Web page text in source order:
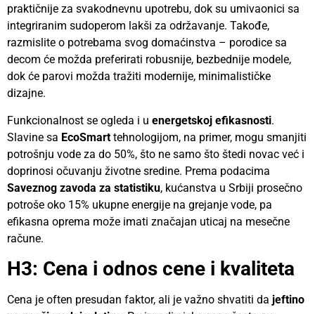
praktičnije za svakodnevnu upotrebu, dok su umivaonici sa
integriranim sudoperom lakši za održavanje. Takođe,
razmislite o potrebama svog domaćinstva – porodice sa
decom će možda preferirati robusnije, bezbednije modele,
dok će parovi možda tražiti modernije, minimalističke
dizajne.
Funkcionalnost se ogleda i u energetskoj efikasnosti.
Slavine sa EcoSmart tehnologijom, na primer, mogu smanjiti
potrošnju vode za do 50%, što ne samo što štedi novac već i
doprinosi očuvanju životne sredine. Prema podacima
Saveznog zavoda za statistiku, kućanstva u Srbiji prosečno
potroše oko 15% ukupne energije na grejanje vode, pa
efikasna oprema može imati značajan uticaj na mesečne
račune.
H3: Cena i odnos cene i kvaliteta
Cena je often presudan faktor, ali je važno shvatiti da jeftino